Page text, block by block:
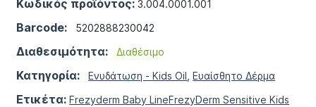
Κωδικός προϊόντος: 3.004.0001.001
Barcode: 5202888230042
Διαθεσιμότητα: Διαθέσιμο
Κατηγορία:Ενυδάτωση - Kids Oil ,Ευαίσθητο Δέρμα
Ετικέτα:Frezyderm Baby LineFrezyDerm Sensitive Kids